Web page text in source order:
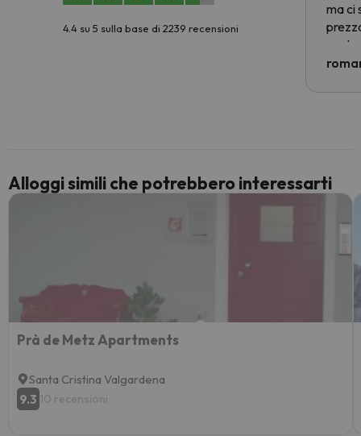
4.4 su 5 sulla base di 2239 recensioni
ma ci
Alloggi simili che potrebbero interessarti
Prà de Metz Apartments
Santa Cristina Valgardena
9.3 10 recensioni